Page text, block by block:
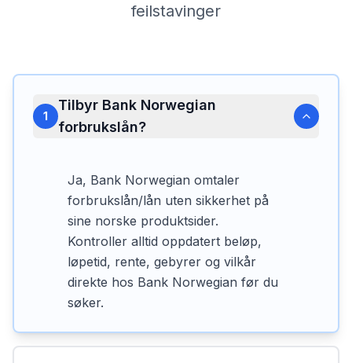
feilstavinger
1
Tilbyr Bank Norwegian
forbrukslån?
Ja, Bank Norwegian omtaler
forbrukslån/lån uten sikkerhet på
sine norske produktsider.
Kontroller alltid oppdatert beløp,
løpetid, rente, gebyrer og vilkår
direkte hos Bank Norwegian før du
søker.